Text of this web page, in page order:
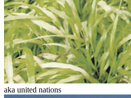
aka united nations